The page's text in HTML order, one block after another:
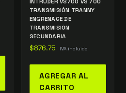
TRANSMISIÓN TRANNY
ENGRENAGE DE
TRANSMISIÓN
SECUNDARIA
$876.75 IVA incluido
AGREGAR AL
CARRITO